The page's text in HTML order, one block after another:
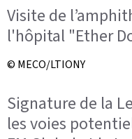
Visite de
l'hôpital "Ether
© MECO/LTIONY
Signature de la
les voies